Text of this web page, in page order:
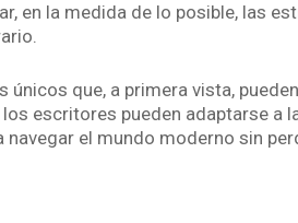
en la medida de lo posible, las
que, a primera vista,
escritores pueden adaptarse
navegar el mundo moderno sin